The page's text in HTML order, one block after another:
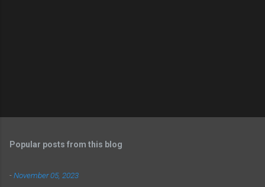
Popular posts from this blog
-November 05, 2023